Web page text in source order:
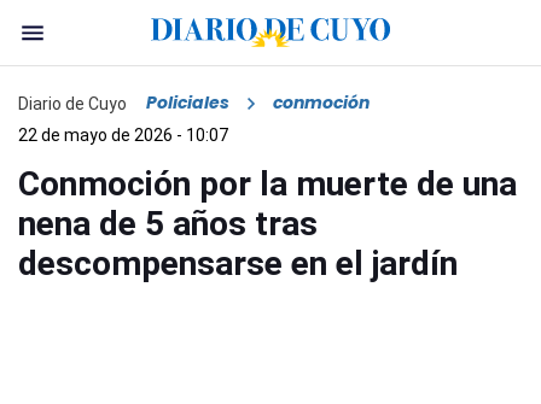
Diario de Cuyo Policiales conmoción
22 de mayo de 2026 - 10:07
Conmoción por la muerte de una
nena de 5 años tras
descompensarse en el jardín